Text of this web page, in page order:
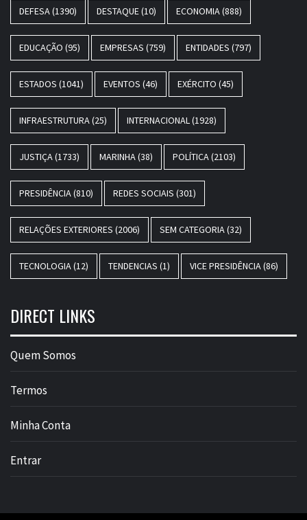
DEFESA(1390) DESTAQUE(10) ECONOMIA(888)
EDUCAÇÃO (95) EMPRESAS (759) ENTIDADES (797)
ESTADOS (1041) EVENTOS (46) EXÉRCITO (45)
INFRAESTRUTURA(25) INTERNACIONAL(1928)
JUSTIÇA(1733) MARINHA(38) POLÍTICA(2103)
PRESIDÊNCIA(810) REDES SOCIAIS (301)
RELAÇÕES EXTERIORES (2006) SEM CATEGORIA(32)
TECNOLOGIA(12) TENDENCIAS (1) VICE PRESIDÊNCIA(86)
DIRECT LINKS
Quem Somos
Termos
Minha Conta
Entrar